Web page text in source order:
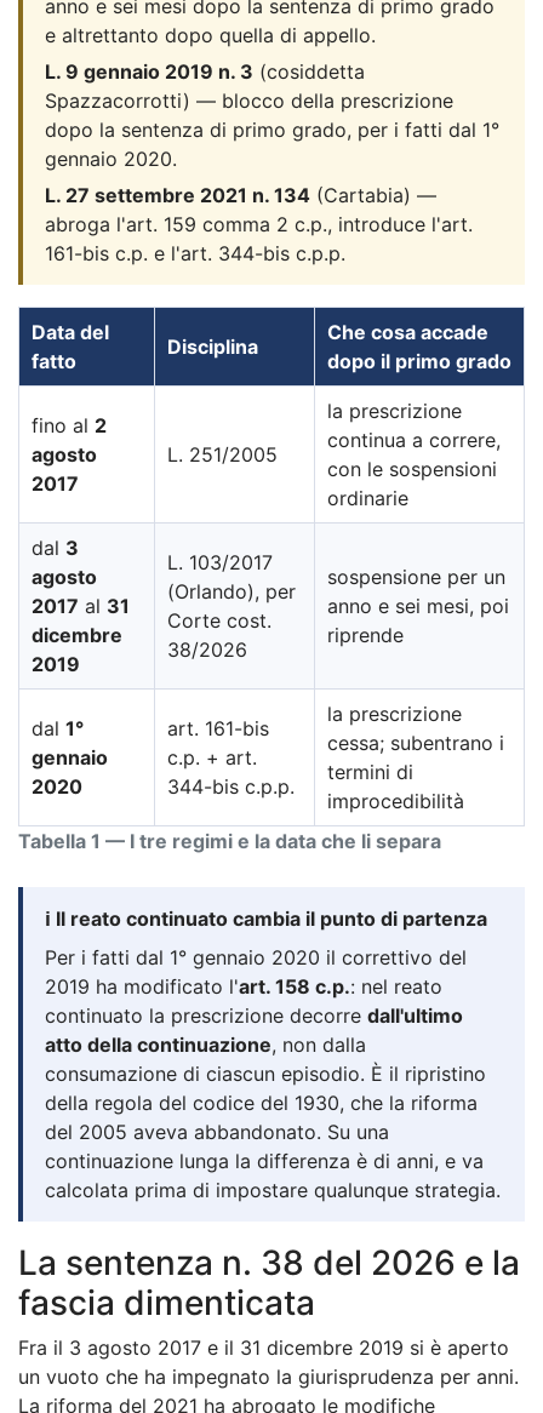
anno e sei mesi dopo la sentenza di primo grado
e altrettanto dopo quella di appello.
L. 9 gennaio 2019 n. 3 (cosiddetta
Spazzacorrotti) — blocco della prescrizione
dopo la sentenza di primo grado, per i fatti dal 1°
gennaio 2020.
L. 27 settembre 2021 n. 134 (Cartabia) —
abroga l'art. 159 comma 2 c.p., introduce l'art.
161-bis c.p. e l'art. 344-bis c.p.p.
Tabella 1 — I tre regimi e la data che li separa
Data del
fatto
Disciplina
Che cosa accade
dopo il primo grado
fino al 2
agosto
2017
L. 251/2005
la prescrizione
continua a correre,
con le sospensioni
ordinarie
dal 3
agosto
2017 al 31
dicembre
2019
L. 103/2017
(Orlando), per
Corte cost.
38/2026
sospensione per un
anno e sei mesi, poi
riprende
dal 1°
gennaio
2020
art. 161-bis
c.p. + art.
344-bis c.p.p.
la prescrizione
cessa; subentrano i
termini di
improcedibilità
ℹ️ Il reato continuato cambia il punto di partenza
Per i fatti dal 1° gennaio 2020 il correttivo del
2019 ha modificato l'art. 158 c.p.: nel reato
continuato la prescrizione decorre dall'ultimo
atto della continuazione, non dalla
consumazione di ciascun episodio. È il ripristino
della regola del codice del 1930, che la riforma
del 2005 aveva abbandonato. Su una
continuazione lunga la differenza è di anni, e va
calcolata prima di impostare qualunque strategia.
La sentenza n. 38 del 2026 e la
fascia dimenticata
Fra il 3 agosto 2017 e il 31 dicembre 2019 si è aperto
un vuoto che ha impegnato la giurisprudenza per anni.
La riforma del 2021 ha abrogato le modifiche